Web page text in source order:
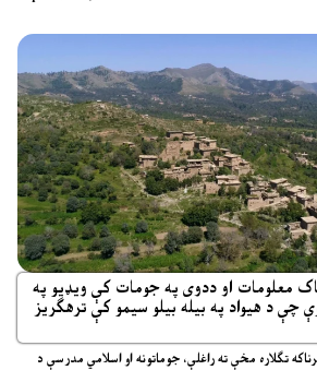
معلومات او ددوی په جومات کې ویډیو په
د هیواد په بیله بیلو سیمو کې ترهګریز
تګلاره مخې ته راغلې، جوماتونه او اسلامي مدرسې د